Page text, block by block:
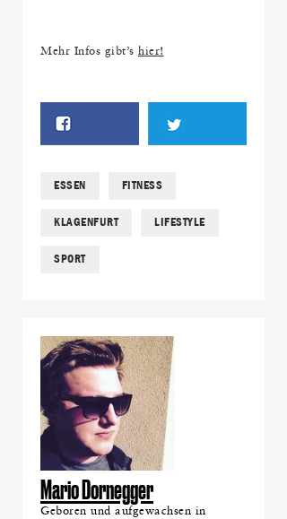
Mehr Infos gibt’s hier!
ESSEN FITNESS
KLAGENFURT LIFESTYLE
SPORT
Mario Dornegger
Geboren und aufgewachsen in